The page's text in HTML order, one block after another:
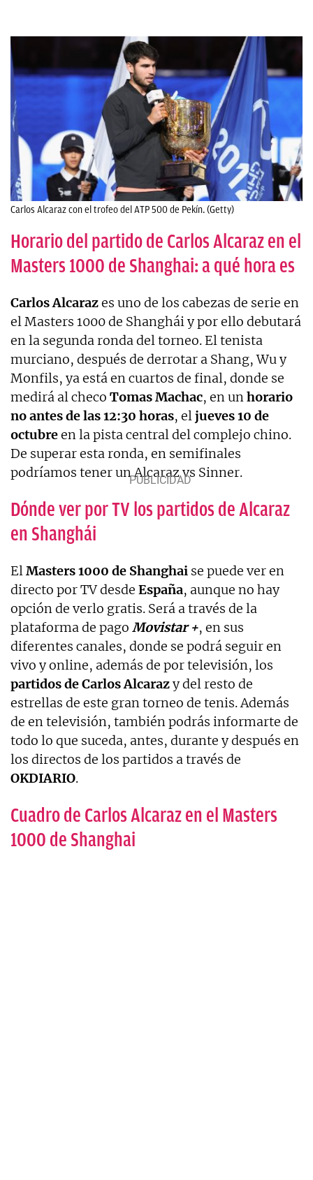
Carlos Alcaraz con el trofeo del ATP 500 de Pekín. (Getty)
Horario del partido de Carlos Alcaraz en el
Masters 1000 de Shanghai: a qué hora es
Carlos Alcarazes uno de los cabezas de serie en
el Masters 1000 de Shanghái y por ello debutará
en la segunda ronda del torneo. El tenista
murciano, después de derrotar a Shang, Wu y
Monfils, ya está en cuartos de final, donde se
medirá al checo Tomas Machac, en un horario
no antes de las 12:30 horas, el jueves 10 de
octubreen la pista central del complejo chino.
De superar esta ronda, en semifinales
podríamos tener un Alcaraz vs Sinner.
Dónde ver por TV los partidos de Alcaraz
en Shanghái
El Masters 1000 de Shanghai se puede ver en
directo por TV desde España, aunque no hay
opción de verlo gratis. Será a través de la
plataforma de pago Movistar +, en sus
diferentes canales, donde se podrá seguir en
vivo y online, además de por televisión, los
partidos de Carlos Alcarazy del resto de
estrellas de este gran torneo de tenis. Además
de en televisión, también podrás informarte de
todo lo que suceda, antes, durante y después en
los directos de los partidos a través de
OKDIARIO.
Cuadro de Carlos Alcaraz en el Masters
1000 de Shanghai